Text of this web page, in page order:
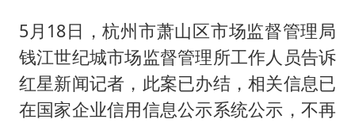
5月18日，杭州市萧山区市场监督管理局
钱江世纪城市场监督管理所工作人员告诉
红星新闻记者，此案已办结，相关信息已
在国家企业信用信息公示系统公示，不再